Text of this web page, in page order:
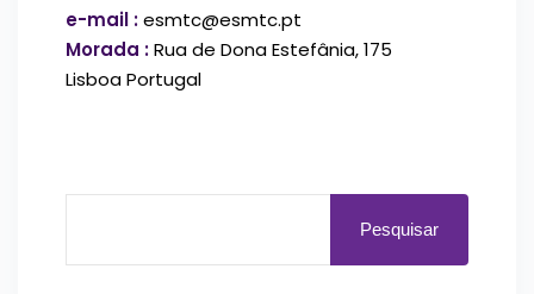
e-mail :esmtc@esmtc.pt
Morada :Rua de Dona Estefânia, 175
Lisboa Portugal
Pesquisar